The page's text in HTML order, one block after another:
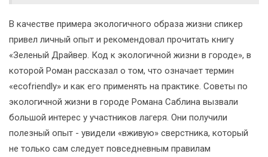
В качестве примера экологичного образа жизни спикер
привел личный опыт и рекомендовал прочитать книгу
«Зеленый Драйвер. Код к экологичной жизни в городе», в
которой Роман рассказал о том, что означает термин
«ecofriendly» и как его применять на практике. Советы по
экологичной жизни в городе Романа Саблина вызвали
большой интерес у участников лагеря. Они получили
полезный опыт - увидели «вживую» сверстника, который
не только сам следует повседневным правилам